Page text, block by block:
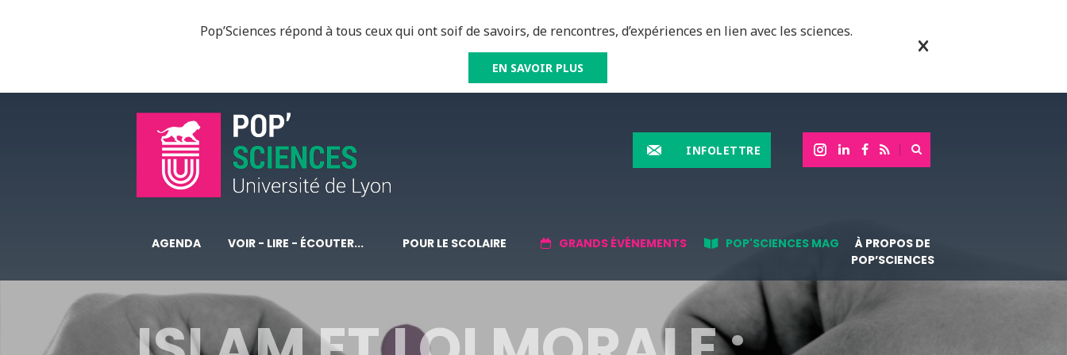
Pop’Sciences répond à tous ceux qui ont soif de savoirs, de rencontres, d’expériences en lien avec les sciences.
EN SAVOIR PLUS
INFOLETTRE
AGENDA VOIR - LIRE - ÉCOUTER... POUR LE SCOLAIRE GRANDS ÉVÉNEMENTS POP'SCIENCES MAG
À PROPOS DE
POP’SCIENCES